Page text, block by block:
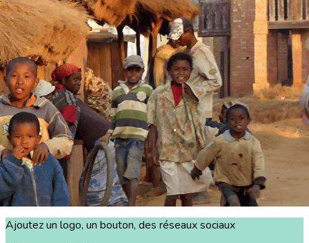
Exporter les lignes sélectionnées
Exporter toutes les colonnes
Exporter uniquement les colonnes affichées
Menu
?>
Images de la page d'accueil
Cliquez pour éditer
Ajoutez un logo, un bouton, des réseaux sociaux